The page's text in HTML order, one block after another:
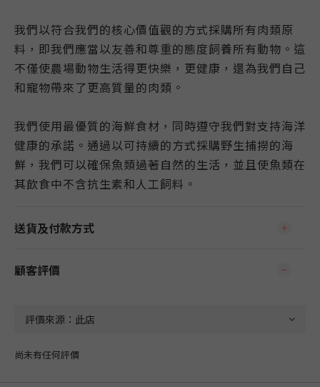
我們以符合我們的核心價值觀的方式採購所有肉類原
料，即我們應當以友善和尊重的態度飼養所有動物。 這
不僅使農場動物生活得更快樂，更健康， 還為我們自己
和寵物帶來了更高質量的肉類。
我們使用最優質的海鮮食材，同時遵守我們對支持海洋
健康的承諾。 通過以可持續的方式採購野生捕撈的海
鮮，我們可以確保魚類過著自然的生活，並且使魚類在
其飲食中不含抗生素和人工飼料。
送貨及付款方式
顧客評價
尚未有任何評價